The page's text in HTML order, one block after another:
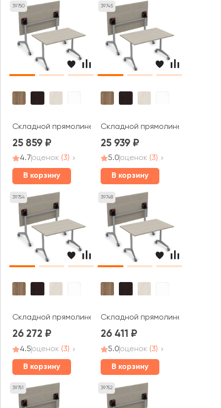
39750
Складной прямолинейный стол СИМПЛ / SIMPLE
25 859
4.7оценок (3)
В корзину
39745
Складной прямолинейный стол
25 939
5.0оценок (3)
В корзину
39754
Складной прямолинейный стол СИМПЛ / SIMPLE
26 272
4.5оценок (3)
В корзину
39748
Складной прямолинейный стол
26 411
5.0оценок (3)
В корзину
39751 39752